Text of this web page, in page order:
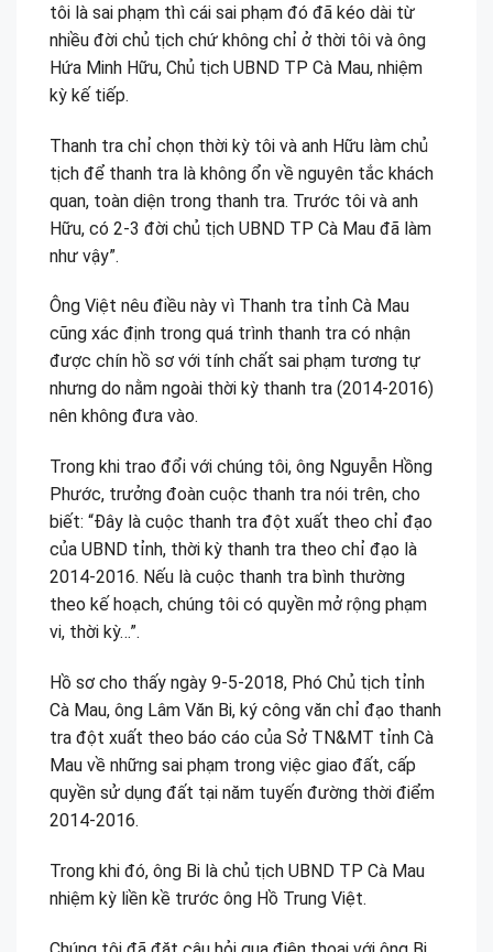
tôi là sai phạm thì cái sai phạm đó đã kéo dài từ
nhiều đời chủ tịch chứ không chỉ ở thời tôi và ông
Hứa Minh Hữu, Chủ tịch UBND TP Cà Mau, nhiệm
kỳ kế tiếp.
Thanh tra chỉ chọn thời kỳ tôi và anh Hữu làm chủ
tịch để thanh tra là không ổn về nguyên tắc khách
quan, toàn diện trong thanh tra. Trước tôi và anh
Hữu, có 2-3 đời chủ tịch UBND TP Cà Mau đã làm
như vậy”.
Ông Việt nêu điều này vì Thanh tra tỉnh Cà Mau
cũng xác định trong quá trình thanh tra có nhận
được chín hồ sơ với tính chất sai phạm tương tự
nhưng do nằm ngoài thời kỳ thanh tra (2014-2016)
nên không đưa vào.
Trong khi trao đổi với chúng tôi, ông Nguyễn Hồng
Phước, trưởng đoàn cuộc thanh tra nói trên, cho
biết: “Đây là cuộc thanh tra đột xuất theo chỉ đạo
của UBND tỉnh, thời kỳ thanh tra theo chỉ đạo là
2014-2016. Nếu là cuộc thanh tra bình thường
theo kế hoạch, chúng tôi có quyền mở rộng phạm
vi, thời kỳ…”.
Hồ sơ cho thấy ngày 9-5-2018, Phó Chủ tịch tỉnh
Cà Mau, ông Lâm Văn Bi, ký công văn chỉ đạo thanh
tra đột xuất theo báo cáo của Sở TN&MT tỉnh Cà
Mau về những sai phạm trong việc giao đất, cấp
quyền sử dụng đất tại năm tuyến đường thời điểm
2014-2016.
Trong khi đó, ông Bi là chủ tịch UBND TP Cà Mau
nhiệm kỳ liền kề trước ông Hồ Trung Việt.